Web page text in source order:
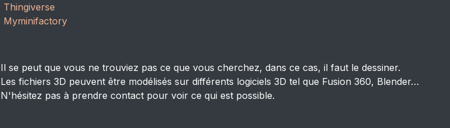
Thingiverse
Myminifactory
Il se peut que vous ne trouviez pas ce que vous cherchez, dans ce cas, il faut le dessiner.
Les fichiers 3D peuvent être modélisés sur différents logiciels 3D tel que Fusion 360, Blender…
N'hésitez pas à prendre contact pour voir ce qui est possible.